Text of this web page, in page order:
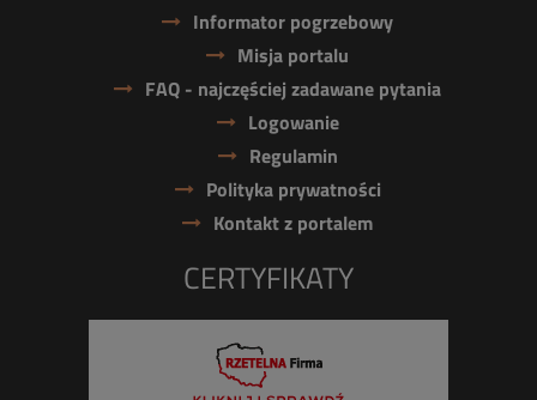
Informator pogrzebowy
Misja portalu
FAQ - najczęściej zadawane pytania
Logowanie
Regulamin
Polityka prywatności
Kontakt z portalem
CERTYFIKATY